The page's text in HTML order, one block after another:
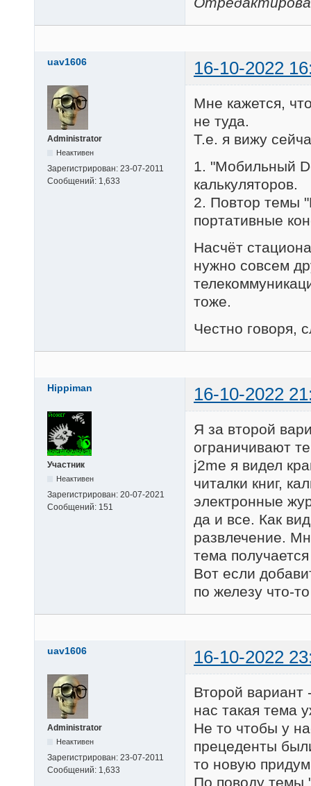
uav1606 16-10-2022
Administrator
Неактивен
Зарегистрирован: 23-07-2011
Сообщений: 1,633
Мне кажется,
не туда.
Т.е. я вижу
1. "Мобильный
калькуляторов.
2. Повтор темы
портативные
Насчёт
нужно совсем
тоже.
Честно говоря,
Hippiman 16-10-2022
Участник
Неактивен
Зарегистрирован: 20-07-2021
Сообщений: 151
Я за второй
ограничивают
j2me я видел
читалки книг,
электронные
да и все. Как
развлечение.
тема
Вот если
по железу что-
uav1606 16-10-2022
Administrator
Неактивен
Зарегистрирован: 23-07-2011
Сообщений: 1,633
Второй
нас такая тема
Не то чтобы у
прецеденты
то новую
По поводу темы